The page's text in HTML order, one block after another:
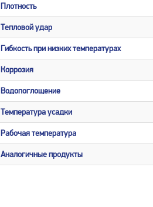
Плотность
Тепловой удар
Гибкость при низких температурах
Коррозия
Водопоглощение
Температура усадки
Рабочая температура
Аналогичные продукты